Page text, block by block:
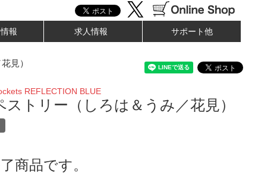
報 求人情報 サポート他
見）
REFLECTION BLUE
ストリー（しろは＆うみ／花見）
商品です。